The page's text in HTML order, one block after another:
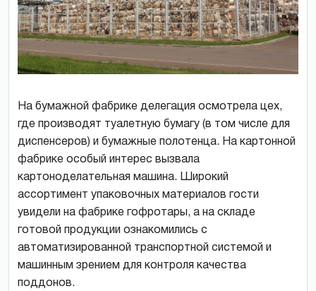
На бумажной фабрике делегация осмотрела цех,
где производят туалетную бумагу (в том числе для
диспенсеров) и бумажные полотенца. На картонной
фабрике особый интерес вызвала
картоноделательная машина. Широкий
ассортимент упаковочных материалов гости
увидели на фабрике гофротары, а на складе
готовой продукции ознакомились с
автоматизированной транспортной системой и
машинным зрением для контроля качества
поддонов.